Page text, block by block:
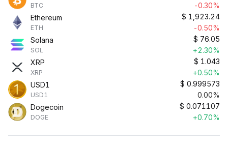
BTC
-0.30%
Ethereum
ETH
$ 1,923.24
-0.50%
Solana
SOL
$ 76.05
+2.30%
XRP
XRP
$ 1.043
+0.50%
USD1
USD1
$ 0.999573
0.00%
Dogecoin
DOGE
$ 0.071107
+0.70%